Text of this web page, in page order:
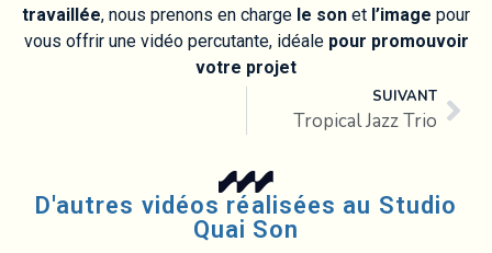
travaillée, nous prenons en charge le son et l’image pour
vous offrir une vidéo percutante, idéale pour promouvoir
votre projet
SUIVANT
Tropical Jazz Trio
D'autres vidéos réalisées au Studio
Quai Son